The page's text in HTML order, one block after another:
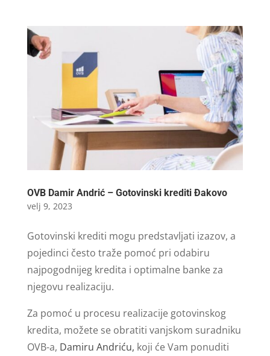
OVB Damir Andrić – Gotovinski krediti Đakovo
velj 9, 2023
Gotovinski krediti mogu predstavljati izazov, a
pojedinci često traže pomoć pri odabiru
najpogodnijeg kredita i optimalne banke za
njegovu realizaciju.
Za pomoć u procesu realizacije gotovinskog
kredita, možete se obratiti vanjskom suradniku
OVB-a, Damiru Andriću, koji će Vam ponuditi